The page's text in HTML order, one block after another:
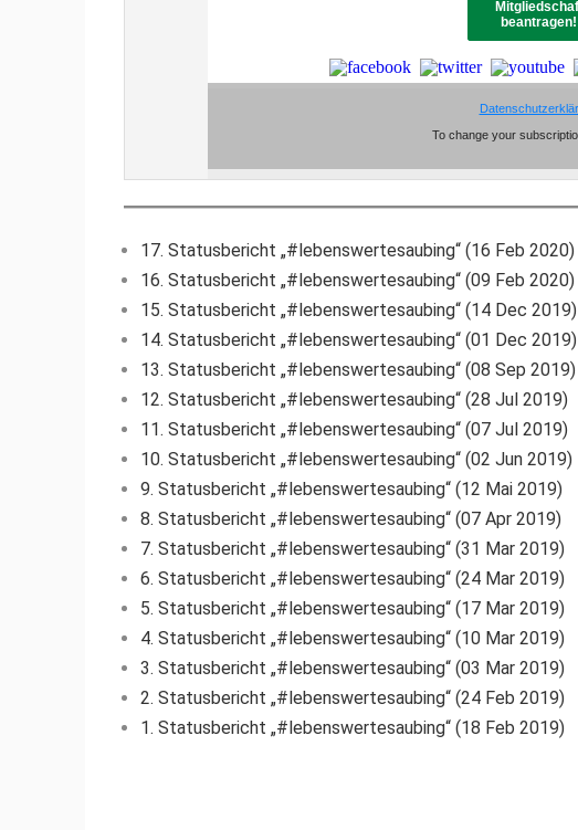
17. Statusbericht „#lebenswertesaubing“ (16 Feb 2020)
16. Statusbericht „#lebenswertesaubing“ (09 Feb 2020)
15. Statusbericht „#lebenswertesaubing“ (14 Dec 2019)
14. Statusbericht „#lebenswertesaubing“ (01 Dec 2019)
13. Statusbericht „#lebenswertesaubing“ (08 Sep 2019)
12. Statusbericht „#lebenswertesaubing“ (28 Jul 2019)
11. Statusbericht „#lebenswertesaubing“ (07 Jul 2019)
10. Statusbericht „#lebenswertesaubing“ (02 Jun 2019)
9. Statusbericht „#lebenswertesaubing“ (12 Mai 2019)
8. Statusbericht „#lebenswertesaubing“ (07 Apr 2019)
7. Statusbericht „#lebenswertesaubing“ (31 Mar 2019)
6. Statusbericht „#lebenswertesaubing“ (24 Mar 2019)
5. Statusbericht „#lebenswertesaubing“ (17 Mar 2019)
4. Statusbericht „#lebenswertesaubing“ (10 Mar 2019)
3. Statusbericht „#lebenswertesaubing“ (03 Mar 2019)
2. Statusbericht „#lebenswertesaubing“ (24 Feb 2019)
1. Statusbericht „#lebenswertesaubing“ (18 Feb 2019)